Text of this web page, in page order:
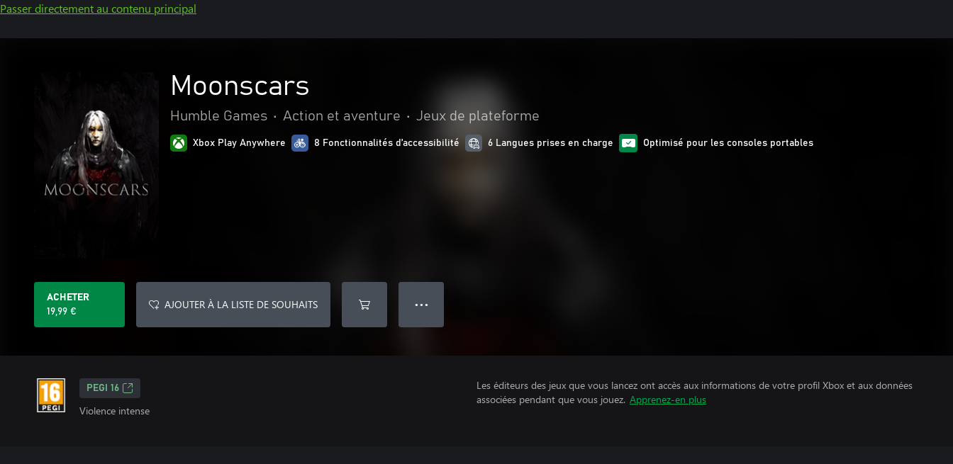
Passer directement au contenu principal
Moonscars
Humble Games • Action et aventure • Jeux de plateforme
Xbox Play Anywhere 8 Fonctionnalités d’accessibilité 6 Langues prises en charge Optimisé pour les consoles portables
ACHETER
19,99 €
AJOUTER À LA LISTE DE SOUHAITS ● ● ●
PEGI 16
Violence intense
Les éditeurs des jeux que vous lancez ont accès aux informations de votre profil Xbox et aux données
associées pendant que vous jouez. Apprenez-en plus